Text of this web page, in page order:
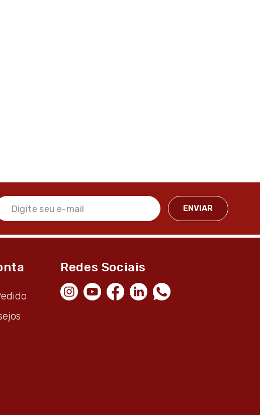
Redes Sociais